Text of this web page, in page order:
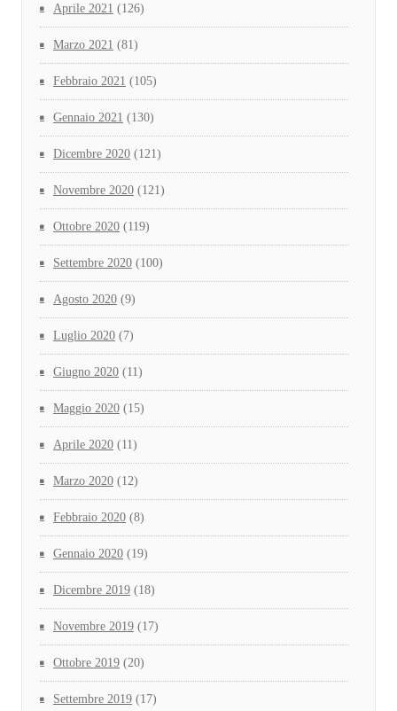
Aprile 2021 (126)
Marzo 2021 (81)
Febbraio 2021 (105)
Gennaio 2021 (130)
Dicembre 2020 (121)
Novembre 2020 (121)
Ottobre 2020 (119)
Settembre 2020 (100)
Agosto 2020 (9)
Luglio 2020 (7)
Giugno 2020 (11)
Maggio 2020 (15)
Aprile 2020 (11)
Marzo 2020 (12)
Febbraio 2020 (8)
Gennaio 2020 (19)
Dicembre 2019 (18)
Novembre 2019 (17)
Ottobre 2019 (20)
Settembre 2019 (17)